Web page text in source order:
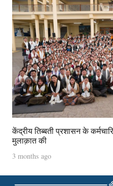
केंद्रीय तिब्बती प्रशासन के
मुलाक़ात की
3 months ago